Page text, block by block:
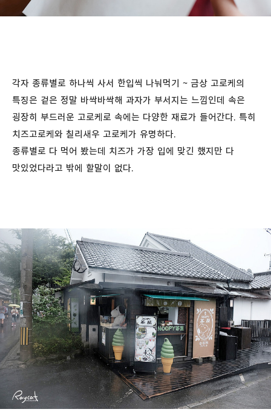
각자 종류별로 하나씩 사서 한입씩 나눠먹기 ~ 금상 고로케의
특징은 겉은 정말 바싹바싹해 과자가 부서지는 느낌인데 속은
굉장히 부드러운 고로케로 속에는 다양한 재료가 들어간다. 특히
치즈고로케와 칠리새우 고로케가 유명하다.
종류별로 다 먹어 봤는데 치즈가 가장 입에 맞긴 했지만 다
맛있었다라고 밖에 할말이 없다.